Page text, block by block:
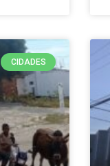
CIDADES